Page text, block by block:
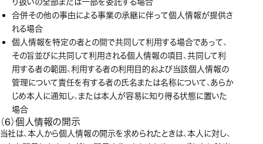
合併その他の事由による事業の承継に伴って個人情報が提供さ
れる場合
個人情報を特定の者との間で共同して利用する場合であって、
その旨並びに共同して利用される個人情報の項目、共同して利
用する者の範囲、利用する者の利用目的および当該個人情報の
管理について責任を有する者の氏名または名称について、あらか
じめ本人に通知し、または本人が容易に知り得る状態に置いた
場合
（6）個人情報の開示
当社は、本人から個人情報の開示を求められたときは、本人に対し、